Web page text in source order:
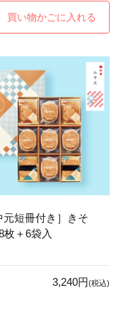
買い物かごに入れる
元短冊付き］きそ
＋6袋入
3,240円(税込)